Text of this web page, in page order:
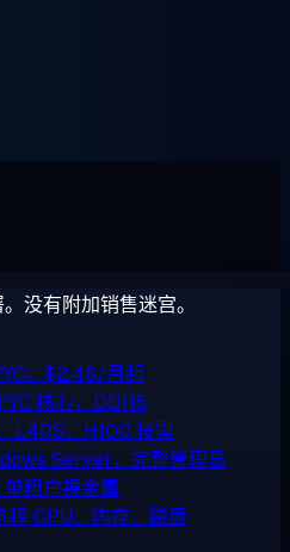
没有附加销售迷宫。
，$2.48/月起
核心，DDR5
L40S、H100 按需
Server，完整管理员
单租户裸金属
择 CPU、内存、磁盘